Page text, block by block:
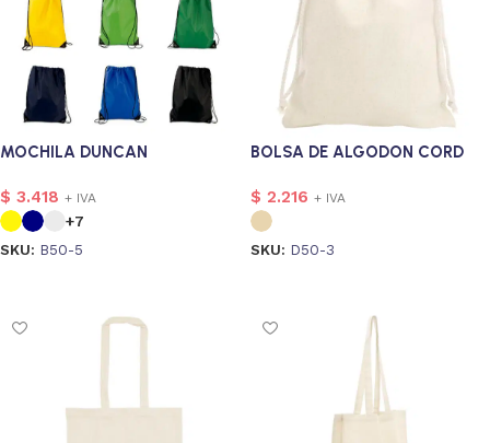
MOCHILA DUNCAN
$ 3.418 + IVA
+7
SKU: B50-5
BOLSA DE ALGODON CORD
$ 2.216 + IVA
SKU: D50-3